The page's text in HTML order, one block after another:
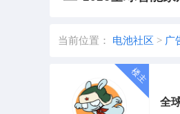
当前位置： 电池社区 > 广
全